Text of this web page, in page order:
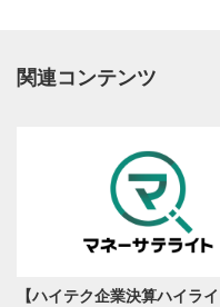
関連コンテンツ